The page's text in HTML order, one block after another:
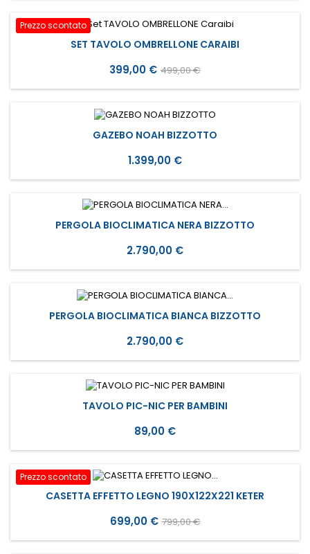
Prezzo scontato
SET TAVOLO OMBRELLONE CARAIBI
Prezzo
399,00 € Prezzo
base
499,00 €
GAZEBO NOAH BIZZOTTO
Prezzo
1.399,00 €
PERGOLA BIOCLIMATICA NERA BIZZOTTO
Prezzo
2.790,00 €
PERGOLA BIOCLIMATICA BIANCA BIZZOTTO
Prezzo
2.790,00 €
TAVOLO PIC-NIC PER BAMBINI
Prezzo
89,00 €
Prezzo scontato
CASETTA EFFETTO LEGNO 190X122X221 KETER
Prezzo
699,00 € Prezzo
base
799,00 €